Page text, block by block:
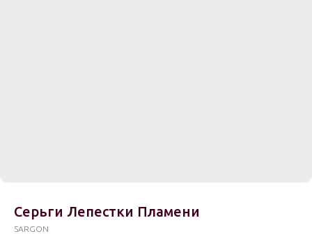
Серьги Лепестки Пламени
SARGON